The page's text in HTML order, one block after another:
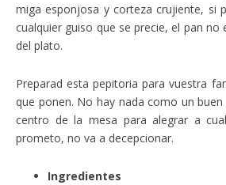
miga esponjosa y corteza crujiente, si
cualquier guiso que se precie, el pan
del plato.
Preparad esta pepitoria para vuestra
que ponen. No hay nada como un
centro de la mesa para alegrar a
prometo, no va a decepcionar.
Ingredientes